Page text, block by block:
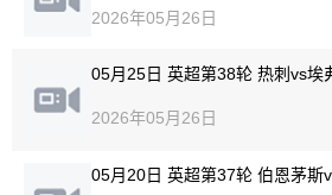
2026年05月26日
05月25日 英超第38轮 热刺vs埃
2026年05月26日
05月20日 英超第37轮 伯恩茅斯